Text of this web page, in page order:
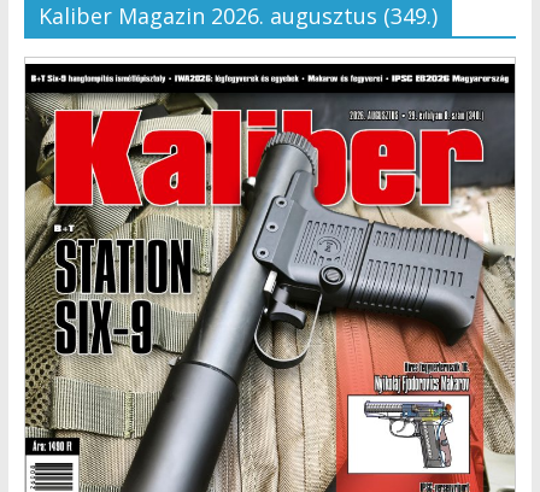
Kaliber Magazin 2026. augusztus (349.)